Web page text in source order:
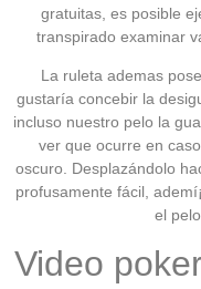
gratuitas, es posible
transpirado examinar
La ruleta ademas
gustaría concebir la
incluso nuestro pelo la
ver que ocurre en
oscuro. Desplazándolo
profusamente fácil,
el
Video